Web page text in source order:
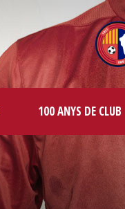
100 ANYS DE CLUB